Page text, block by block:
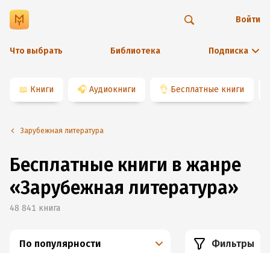
Что выбрать Библиотека Подписка
Войти
📖 Книги 🎧 Аудиокниги 👌 Бесплатные книги
Зарубежная литература
Бесплатные книги в жанре
«Зарубежная литература»
48 841 книга
По популярности Фильтры